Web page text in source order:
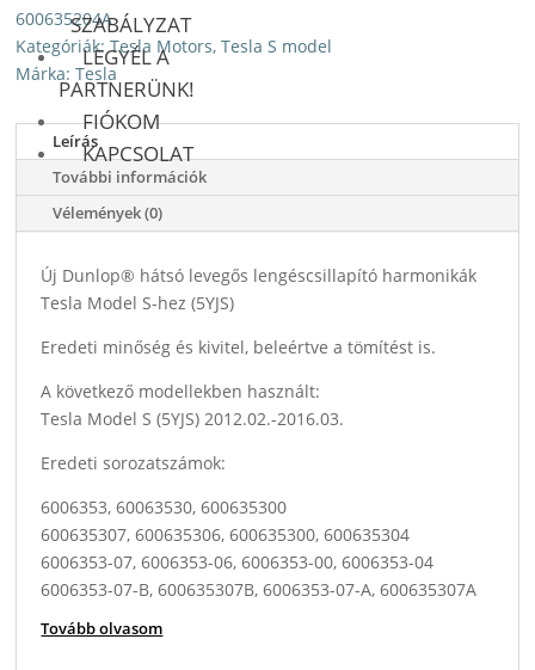
SZABÁLYZAT
LEGYÉL A
PARTNERÜNK!
FIÓKOM
KAPCSOLAT
600635204A
Kategóriák:Tesla Motors,Tesla S model
Márka:Tesla
Leírás
További információk
Vélemények (0)
Új Dunlop® hátsó levegős lengéscsillapító harmonikák
Tesla Model S-hez (5YJS)
Eredeti minőség és kivitel, beleértve a tömítést is.
A következő modellekben használt:
Tesla Model S (5YJS) 2012.02.-2016.03.
Eredeti sorozatszámok:
6006353, 60063530, 600635300
600635307, 600635306, 600635300, 600635304
6006353-07, 6006353-06, 6006353-00, 6006353-04
6006353-07-B, 600635307B, 6006353-07-A, 600635307A
6006353-06-C, 600635306C, 6006353-06-B, 600635306B
6006353-00-D, 600635300D, 6006353-00-C, 600635300C
Tovább olvasom